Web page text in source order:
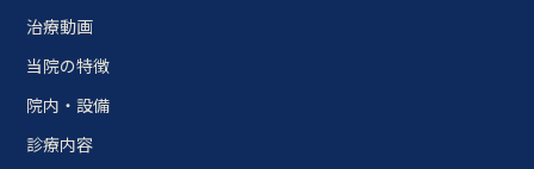
治療動画
当院の特徴
院内・設備
診療内容